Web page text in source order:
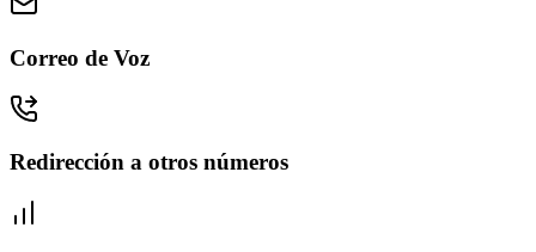
Correo de Voz
Redirección a otros números